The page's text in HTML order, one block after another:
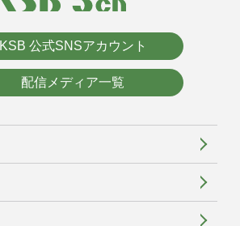
KSB 公式SNSアカウント
配信メディア一覧